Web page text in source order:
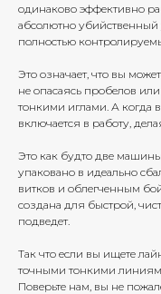
одинаково эффективно
абсолютно
полностью
Это означает, что вы
не опасаясь пробелов
тонкими иглами. А когда
включается в работу,
Это как будто две
упаковано в идеально
витков и облегченным
создана для быстрой,
подведет.
Так что если вы ищете
точными тонкими
Поверьте нам, вы не